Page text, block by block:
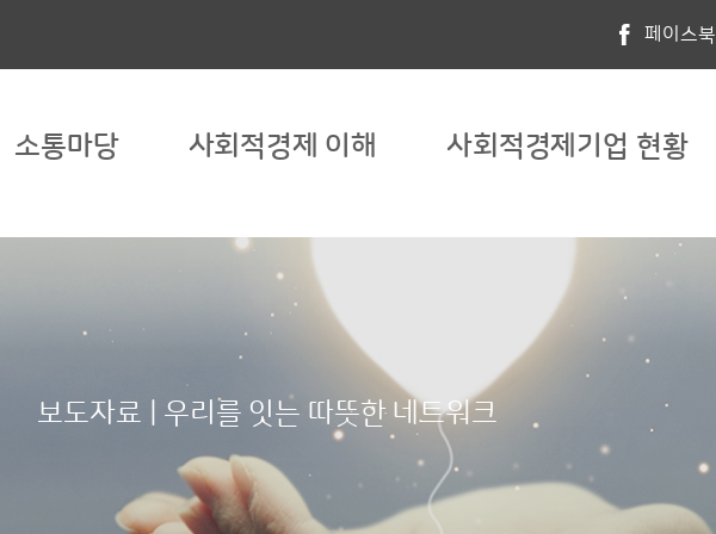
페이스북
소통마당 사회적경제 이해 사회적경제기업 현황
보도자료 | 우리를 잇는 따뜻한 네트워크